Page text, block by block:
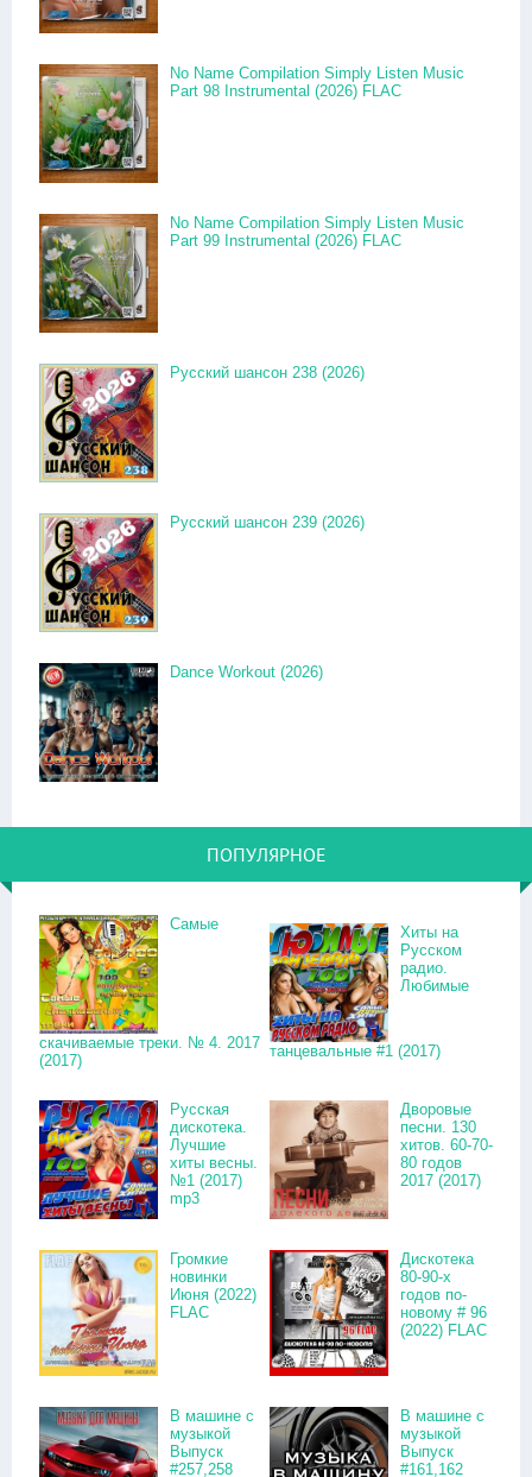
No Name Compilation Simply Listen Music
Part 98 Instrumental (2026) FLAC
No Name Compilation Simply Listen Music
Part 99 Instrumental (2026) FLAC
Русский шансон 238 (2026)
Русский шансон 239 (2026)
Dance Workout (2026)
ПОПУЛЯРНОЕ
Самые
скачиваемые треки. № 4. 2017
(2017)
Хиты на
Русском
радио.
Любимые
танцевальные #1 (2017)
Русская
дискотека.
Лучшие
хиты весны.
№1 (2017)
mp3
Дворовые
песни. 130
хитов. 60-70-
80 годов
2017 (2017)
Громкие
новинки
Июня (2022)
FLAC
Дискотека
80-90-х
годов по-
новому # 96
(2022) FLAC
В машине с
музыкой
Выпуск
#257,258
В машине с
музыкой
Выпуск
#161,162